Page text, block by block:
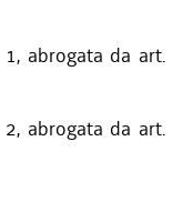
abrogata da art.
abrogata da art.